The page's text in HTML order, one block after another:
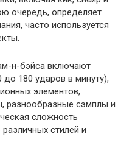
очередь, определяет
часто используется
н-бэйса включают
180 ударов в минуту),
элементов,
разнообразные сэмплы и
сложность
стилей и